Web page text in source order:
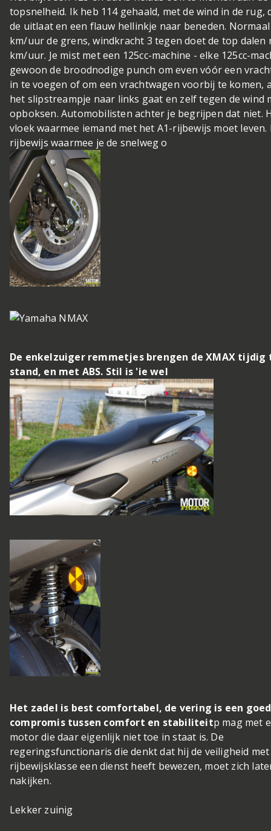
topsnelheid. Ik heb 114 gehaald, met de wind in de rug,
de uitlaat en een flauw hellinkje naar beneden.
km/uur de grens, windkracht 3 tegen doet de top dalen
km/uur. Je mist met een 125cc-machine - elke 125cc-
gewoon de broodnodige punch om even vóór een
in te voegen of om een vrachtwagen voorbij te komen,
het slipstreampje naar links gaat en zelf tegen de wind
opboksen. Automobilisten achter je begrijpen dat niet.
vloek waarmee iemand met het A1-rijbewijs moet leven.
rijbewijs waarmee je de snelweg o
De enkelzuiger remmetjes brengen de XMAX tijdig
stand, en met ABS. Stil is 'ie wel
Het zadel is best comfortabel, de vering is een goed
compromis tussen comfort en stabiliteitp mag met
motor die daar eigenlijk niet toe in staat is. De
regeringsfunctionaris die denkt dat hij de veiligheid met
rijbewijsklasse een dienst heeft bewezen, moet zich
nakijken.
Lekker zuinig